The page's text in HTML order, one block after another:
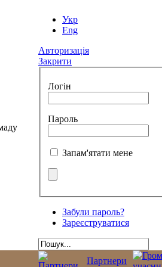
Укр
Eng
Авторизація
Закрити
Логін
Пароль
Запам'ятати мене
Забули пароль?
Зареєструватися
Партнери